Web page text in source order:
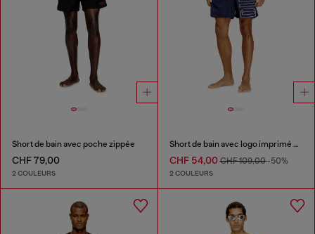
Short de bain avec poche zippée
CHF 79,00
2 COULEURS
Short de bain avec logo imprimé oversize
CHF 54,00CHF 109,00-50%
2 COULEURS